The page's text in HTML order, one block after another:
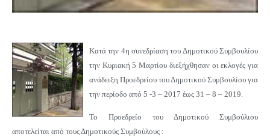
Κατά την 4η συνεδρίαση του Δημοτικού Συμβουλίου
την Κυριακή 5 Μαρτίου διεξήχθησαν οι εκλογές για
ανάδειξη Προεδρείου του Δημοτικού Συμβουλίου για
την περίοδο από 5 -3 – 2017 έως 31 – 8 – 2019.
Το Προεδρείο του Δημοτικού Συμβούλιου
αποτελείται από τους Δημοτικούς Συμβούλους :